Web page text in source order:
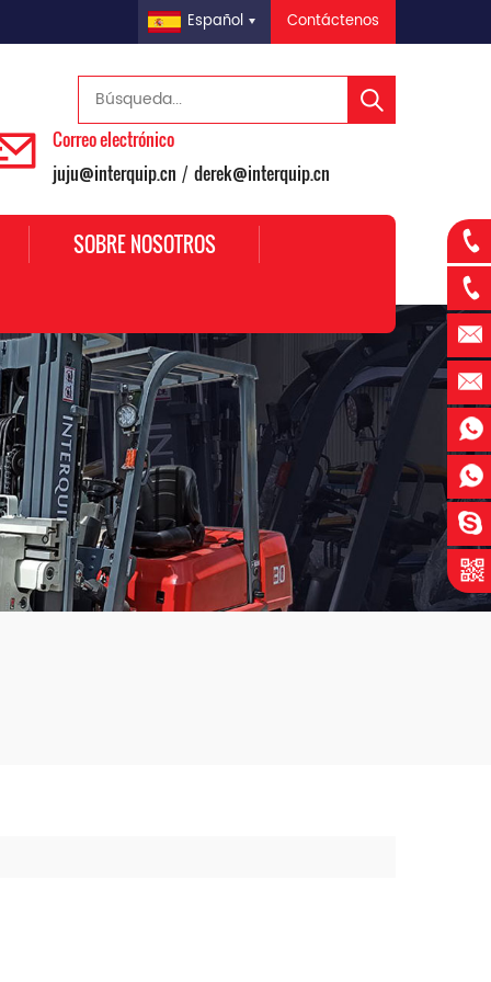
Contáctenos
Español
Correo electrónico
juju@interquip.cn / derek@interquip.cn
SOBRE NOSOTROS